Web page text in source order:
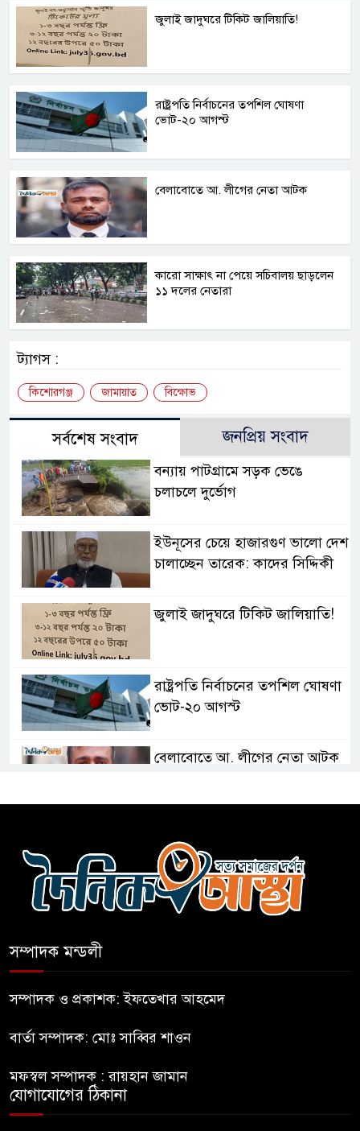
জুলাই জাদুঘরে টিকিট জালিয়াতি!
রাষ্ট্রপতি নির্বাচনের তপশিল ঘোষণা
ভোট-২০ আগস্ট
বেলাবোতে আ. লীগের নেতা আটক
কারো সাক্ষাৎ না পেয়ে সচিবালয় ছাড়লেন
১১ দলের নেতারা
ট্যাগস :
কিশোরগঞ্জ জামায়াত বিক্ষোভ
সর্বশেষ সংবাদ জনপ্রিয় সংবাদ
বন্যায় পাটগ্রামে সড়ক ভেঙে
চলাচলে দুর্ভোগ
ইউনূসের চেয়ে হাজারগুণ ভালো দেশ
চালাচ্ছেন তারেক: কাদের সিদ্দিকী
জুলাই জাদুঘরে টিকিট জালিয়াতি!
রাষ্ট্রপতি নির্বাচনের তপশিল ঘোষণা
ভোট-২০ আগস্ট
বেলাবোতে আ. লীগের নেতা আটক
ছাড়লেন ১১ দলের নেতারা
এআই বক্তব্য দিয়েছে শেখ হাসিনা
ঐক্যের পদযাত্রা আটকে দিলো
সুযোগ দেওয়ায় ঢাকার ক্ষোভ
সম্পাদক মন্ডলী
সম্পাদক ও প্রকাশক: ইফতেখার আহমেদ
বার্তা সম্পাদক: মোঃ সাব্বির শাওন
মফস্বল সম্পাদক : রায়হান জামান
যোগাযোগের ঠিকানা